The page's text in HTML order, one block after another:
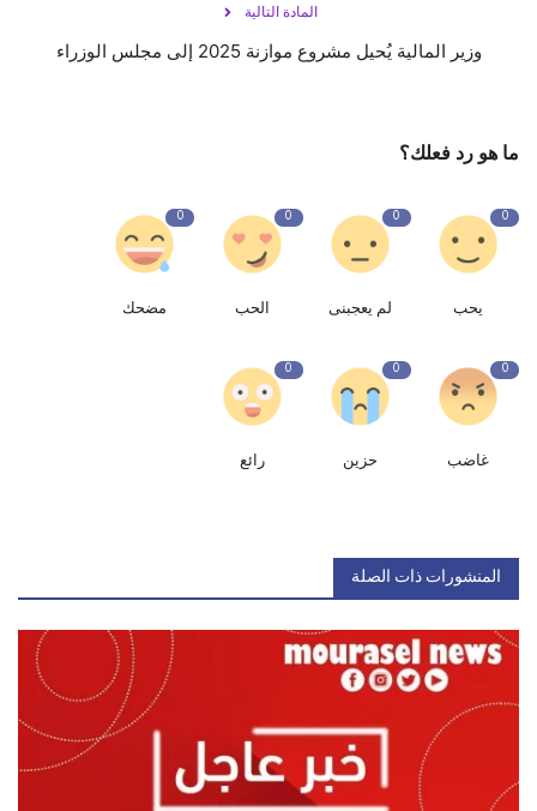
المادة التالية
وزير المالية يُحيل مشروع موازنة 2025 إلى مجلس الوزراء
ما هو رد فعلك؟
0
يحب
0
لم يعجبنى
0
الحب
0
مضحك
0
غاضب
0
حزين
0
رائع
المنشورات ذات الصلة